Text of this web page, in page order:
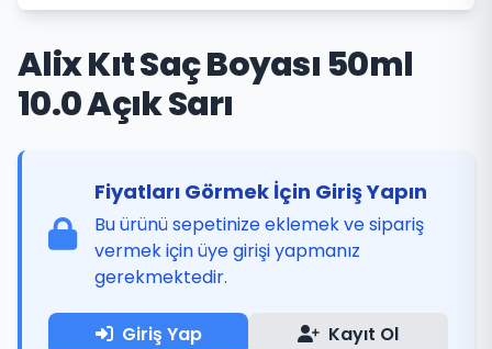
Alix Kıt Saç Boyası 50ml
10.0 Açık Sarı
Fiyatları Görmek İçin Giriş Yapın
Bu ürünü sepetinize eklemek ve sipariş
vermek için üye girişi yapmanız
gerekmektedir.
Giriş Yap Kayıt Ol